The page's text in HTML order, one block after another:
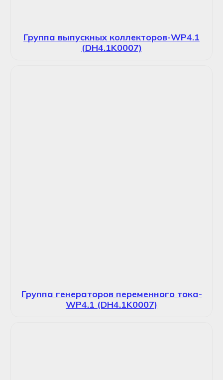
Группа выпускных коллекторов-WP4.1
(DH4.1K0007)
Группа генераторов переменного тока-
WP4.1 (DH4.1K0007)